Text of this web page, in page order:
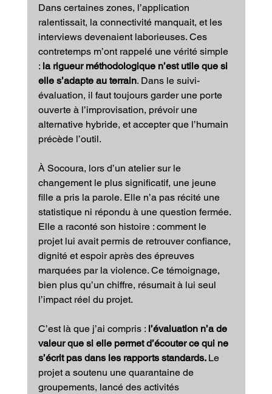
Dans certaines zones, l’application
ralentissait, la connectivité manquait, et les
interviews devenaient laborieuses. Ces
contretemps m’ont rappelé une vérité simple
: la rigueur méthodologique n’est utile que si
elle s’adapte au terrain. Dans le suivi-
évaluation, il faut toujours garder une porte
ouverte à l’improvisation, prévoir une
alternative hybride, et accepter que l’humain
précède l’outil.
À Socoura, lors d’un atelier sur le
changement le plus significatif, une jeune
fille a pris la parole. Elle n’a pas récité une
statistique ni répondu à une question fermée.
Elle a raconté son histoire : comment le
projet lui avait permis de retrouver confiance,
dignité et espoir après des épreuves
marquées par la violence. Ce témoignage,
bien plus qu’un chiffre, résumait à lui seul
l’impact réel du projet.
C’est là que j’ai compris : l’évaluation n’a de
valeur que si elle permet d’écouter ce qui ne
s’écrit pas dans les rapports standards. Le
projet a soutenu une quarantaine de
groupements, lancé des activités